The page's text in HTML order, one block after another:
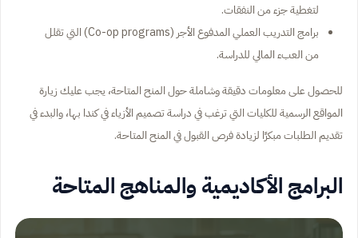
لتغطية جزء من النفقات.
برامج التدريب العملي المدفوع الأجر (Co-op programs) التي تقلل
من العبء المالي للدراسة.
للحصول على معلومات دقيقة وشاملة حول المنح المتاحة، يجب عليك زيارة
المواقع الرسمية للكليات التي ترغب في دراسة تصميم الأزياء في كندا بها، والبدء في
تقديم الطلبات مبكرًا لزيادة فرص القبول في المنح المتاحة.
البرامج الأكاديمية والمناهج المتاحة